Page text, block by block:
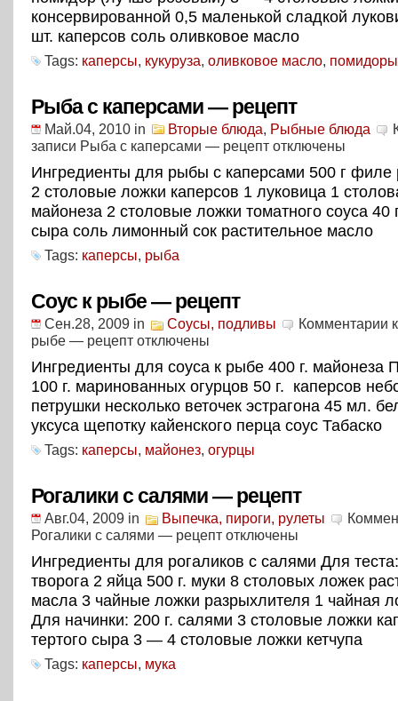
консервированной 0,5 маленькой сладкой
шт. каперсов соль оливковое масло
Tags: каперсы, кукуруза, оливковое масло, помидоры
Рыба с каперсами — рецепт
Май.04, 2010 in Вторые блюда, Рыбные блюда
записи Рыба с каперсами — рецепт отключены
Ингредиенты для рыбы с каперсами 500 г
2 столовые ложки каперсов 1 луковица 1
майонеза 2 столовые ложки томатного соуса 40
сыра соль лимонный сок растительное масло
Tags: каперсы, рыба
Соус к рыбе — рецепт
Сен.28, 2009 in Соусы, подливы Комментарии
рыбе — рецепт отключены
Ингредиенты для соуса к рыбе 400 г. майонеза
100 г. маринованных огурцов 50 г. каперсов
петрушки несколько веточек эстрагона 45 мл.
уксуса щепотку кайенского перца соус Табаско
Tags: каперсы, майонез, огурцы
Рогалики с салями — рецепт
Авг.04, 2009 in Выпечка, пироги, рулеты
Рогалики с салями — рецепт отключены
Ингредиенты для рогаликов с салями Для
творогa 2 яйца 500 г. муки 8 столовых ложек
масла 3 чайные ложки разрыхлителя 1 чайная
Для начинки: 200 г. салями 3 столовые ложки
тертого сыра 3 — 4 столовые ложки кетчупa
Tags: каперсы, мука